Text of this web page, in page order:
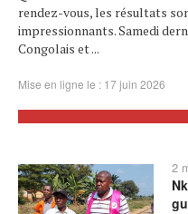
rendez-vous, les résultats
impressionnants. Samedi
Congolais et ...
Mise en ligne le : 17 juin 2026
2